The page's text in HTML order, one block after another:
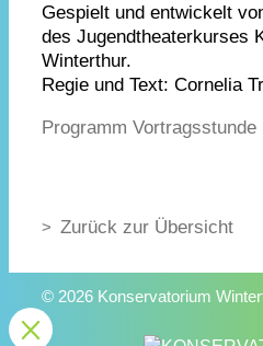
Gespielt und entwickelt
des Jugendtheaterkurses
Winterthur.
Regie und Text: Cornelia
Programm Vortragsstunde
Zurück zur Übersicht
© 2026 Konservatorium